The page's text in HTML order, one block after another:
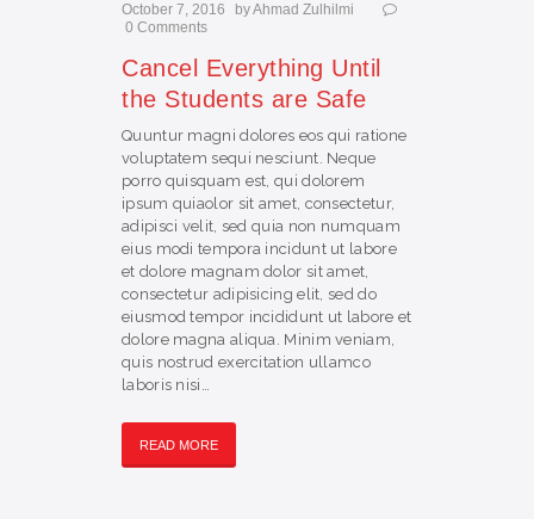
October 7, 2016 byAhmad Zulhilmi
0 Comments
Cancel Everything Until
the Students are Safe
Quuntur magni dolores eos qui ratione
voluptatem sequi nesciunt. Neque
porro quisquam est, qui dolorem
ipsum quiaolor sit amet, consectetur,
adipisci velit, sed quia non numquam
eius modi tempora incidunt ut labore
et dolore magnam dolor sit amet,
consectetur adipisicing elit, sed do
eiusmod tempor incididunt ut labore et
dolore magna aliqua. Minim veniam,
quis nostrud exercitation ullamco
laboris nisi…
READ MORE